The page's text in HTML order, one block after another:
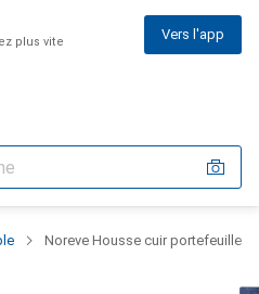
plus vite Vers l'app
Noreve Housse cuir portefeuille